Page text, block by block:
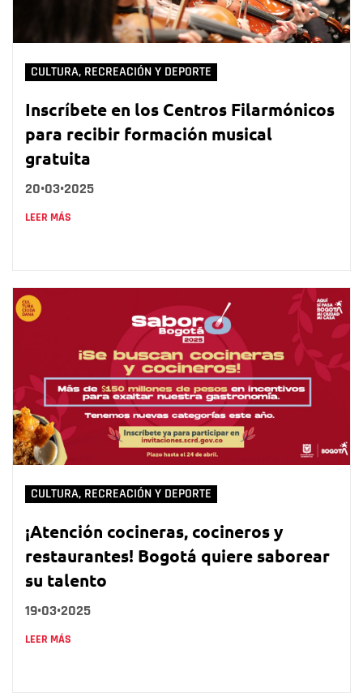
CULTURA, RECREACIÓN Y DEPORTE
Inscríbete en los Centros Filarmónicos
para recibir formación musical
gratuita
20•03•2025
LEER MÁS
CULTURA, RECREACIÓN Y DEPORTE
¡Atención cocineras, cocineros y
restaurantes! Bogotá quiere saborear
su talento
19•03•2025
LEER MÁS